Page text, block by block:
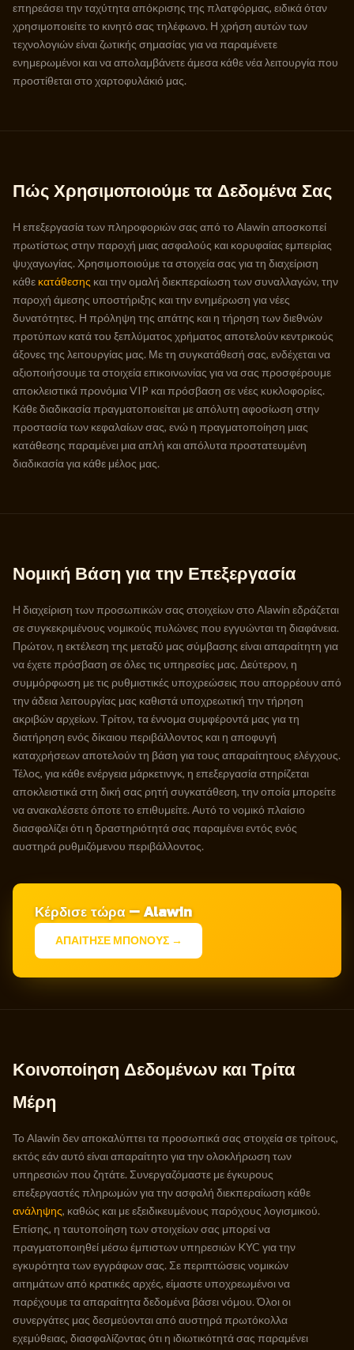
επηρεάσει την ταχύτητα απόκρισης της πλατφόρμας, ειδικά όταν
χρησιμοποιείτε το κινητό σας τηλέφωνο. Η χρήση αυτών των
τεχνολογιών είναι ζωτικής σημασίας για να παραμένετε
ενημερωμένοι και να απολαμβάνετε άμεσα κάθε νέα λειτουργία που
προστίθεται στο χαρτοφυλάκιό μας.
Πώς Χρησιμοποιούμε τα Δεδομένα Σας
Η επεξεργασία των πληροφοριών σας από το Alawin αποσκοπεί
πρωτίστως στην παροχή μιας ασφαλούς και κορυφαίας εμπειρίας
ψυχαγωγίας. Χρησιμοποιούμε τα στοιχεία σας για τη διαχείριση
κάθε κατάθεσης και την ομαλή διεκπεραίωση των συναλλαγών, την
παροχή άμεσης υποστήριξης και την ενημέρωση για νέες
δυνατότητες. Η πρόληψη της απάτης και η τήρηση των διεθνών
προτύπων κατά του ξεπλύματος χρήματος αποτελούν κεντρικούς
άξονες της λειτουργίας μας. Με τη συγκατάθεσή σας, ενδέχεται να
αξιοποιήσουμε τα στοιχεία επικοινωνίας για να σας προσφέρουμε
αποκλειστικά προνόμια VIP και πρόσβαση σε νέες κυκλοφορίες.
Κάθε διαδικασία πραγματοποιείται με απόλυτη αφοσίωση στην
προστασία των κεφαλαίων σας, ενώ η πραγματοποίηση μιας
κατάθεσης παραμένει μια απλή και απόλυτα προστατευμένη
διαδικασία για κάθε μέλος μας.
Νομική Βάση για την Επεξεργασία
Η διαχείριση των προσωπικών σας στοιχείων στο Alawin εδράζεται
σε συγκεκριμένους νομικούς πυλώνες που εγγυώνται τη διαφάνεια.
Πρώτον, η εκτέλεση της μεταξύ μας σύμβασης είναι απαραίτητη για
να έχετε πρόσβαση σε όλες τις υπηρεσίες μας. Δεύτερον, η
συμμόρφωση με τις ρυθμιστικές υποχρεώσεις που απορρέουν από
την άδεια λειτουργίας μας καθιστά υποχρεωτική την τήρηση
ακριβών αρχείων. Τρίτον, τα έννομα συμφέροντά μας για τη
διατήρηση ενός δίκαιου περιβάλλοντος και η αποφυγή
καταχρήσεων αποτελούν τη βάση για τους απαραίτητους ελέγχους.
Τέλος, για κάθε ενέργεια μάρκετινγκ, η επεξεργασία στηρίζεται
αποκλειστικά στη δική σας ρητή συγκατάθεση, την οποία μπορείτε
να ανακαλέσετε όποτε το επιθυμείτε. Αυτό το νομικό πλαίσιο
διασφαλίζει ότι η δραστηριότητά σας παραμένει εντός ενός
αυστηρά ρυθμιζόμενου περιβάλλοντος.
Κέρδισε τώρα — Alawin
ΑΠΑΙΤΗΣΕ ΜΠΟΝΟΥΣ →
Κοινοποίηση Δεδομένων και Τρίτα
Μέρη
Το Alawin δεν αποκαλύπτει τα προσωπικά σας στοιχεία σε τρίτους,
εκτός εάν αυτό είναι απαραίτητο για την ολοκλήρωση των
υπηρεσιών που ζητάτε. Συνεργαζόμαστε με έγκυρους
επεξεργαστές πληρωμών για την ασφαλή διεκπεραίωση κάθε
ανάληψης, καθώς και με εξειδικευμένους παρόχους λογισμικού.
Επίσης, η ταυτοποίηση των στοιχείων σας μπορεί να
πραγματοποιηθεί μέσω έμπιστων υπηρεσιών KYC για την
εγκυρότητα των εγγράφων σας. Σε περιπτώσεις νομικών
αιτημάτων από κρατικές αρχές, είμαστε υποχρεωμένοι να
παρέχουμε τα απαραίτητα δεδομένα βάσει νόμου. Όλοι οι
συνεργάτες μας δεσμεύονται από αυστηρά πρωτόκολλα
εχεμύθειας, διασφαλίζοντας ότι η ιδιωτικότητά σας παραμένει